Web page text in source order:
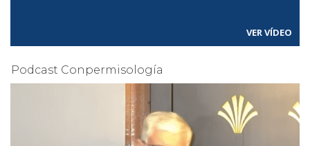
VER VÍDEO
Podcast Conpermisología